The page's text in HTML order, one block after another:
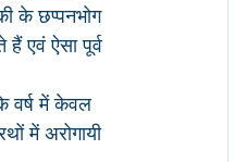
के छप्पनभोग
एवं ऐसा पूर्व
वर्ष में केवल
में अरोगायी